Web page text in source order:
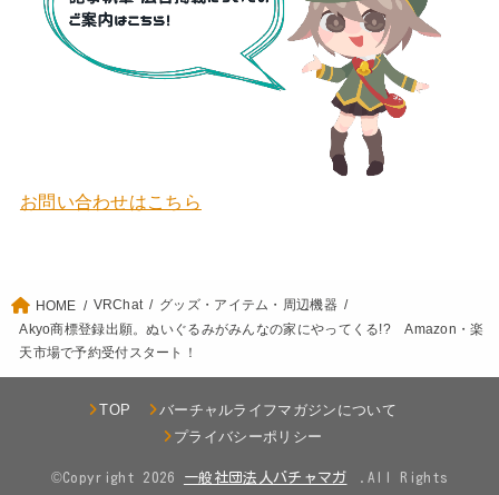
お問い合わせはこちら
HOME VRChat
グッズ・アイテム・周辺機器
Akyo商標登録出願。ぬいぐるみがみんなの家にやってくる!? Amazon・楽
天市場で予約受付スタート！
TOP
バーチャルライフマガジンについて
プライバシーポリシー
©Copyright 2026 .All Rights